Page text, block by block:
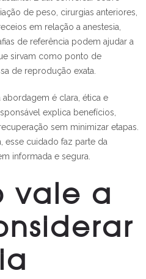
de peso, cirurgias anteriores,
em relação a anestesia,
de referência podem ajudar a
sirvam como ponto de
de reprodução exata.
abordagem é clara, ética e
explica benefícios,
sem minimizar etapas.
esse cuidado faz parte da
informada e segura.
vale a